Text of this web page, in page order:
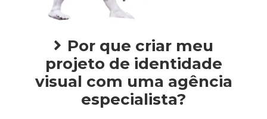
Por que criar meu
projeto de identidade
visual com uma agência
especialista?